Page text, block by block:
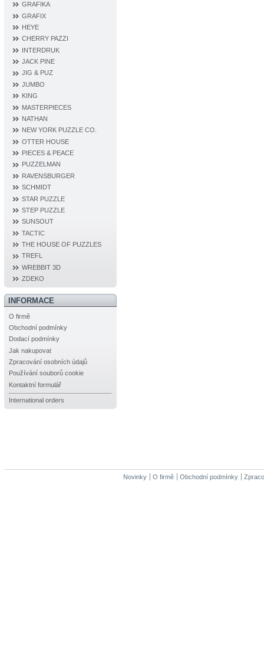
GRAFIKA
GRAFIX
HEYE
CHERRY PAZZI
INTERDRUK
JACK PINE
JIG & PUZ
JUMBO
KING
MASTERPIECES
NATHAN
NEW YORK PUZZLE CO.
OTTER HOUSE
PIECES & PEACE
PUZZELMAN
RAVENSBURGER
SCHMIDT
STAR PUZZLE
STEP PUZZLE
SUNSOUT
TACTIC
THE HOUSE OF PUZZLES
TREFL
WREBBIT 3D
ZDEKO
INFORMACE
O firmě
Obchodní podmínky
Dodací podmínky
Jak nakupovat
Zpracování osobních údajů
Používání souborů cookie
Kontaktní formulář
International orders
Novinky O firmě Obchodní podmínky